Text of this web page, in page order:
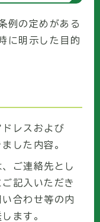
例の定めがある
に明示した目的
レスおよび
した内容。
ご連絡先とし
記入いただき
合わせ等の内
ます。